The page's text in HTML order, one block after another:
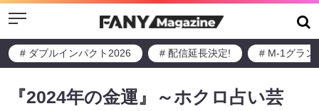
Menu
# ダブルインパクト2026 # 配信延長決定! # M-1グラン
『2024年の金運』～ホクロ占い芸